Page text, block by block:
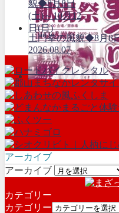
土門拳の風貌◆8月8
2026.08.07
アーカイブ
アーカイブ
カテゴリー
カテゴリー